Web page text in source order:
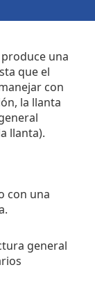
una
que el
con
la llanta
llanta).
con una
general